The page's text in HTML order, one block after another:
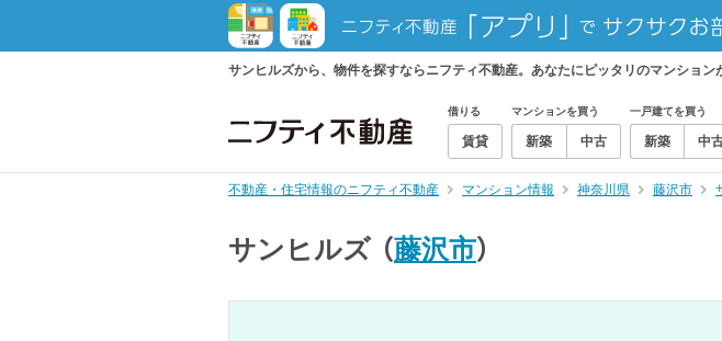
サンヒルズから、物件を探すならニフティ不動産。あなたにピッタリのマンション
借りる
賃貸
マンションを買う
新築 中古
一戸建てを買う
新築 中
不動産・住宅情報のニフティ不動産 マンション情報 神奈川県 藤沢市
サンヒルズ （藤沢市）